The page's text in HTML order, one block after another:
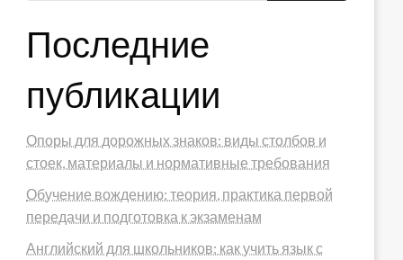
Последние
публикации
Опоры для дорожных знаков: виды столбов и
стоек, материалы и нормативные требования
Обучение вождению: теория, практика первой
передачи и подготовка к экзаменам
Английский для школьников: как учить язык с